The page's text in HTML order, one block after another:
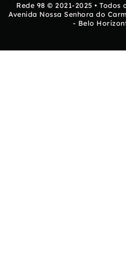
Rede 98 © 2021-2025 •
Avenida Nossa Senhora do
- Belo